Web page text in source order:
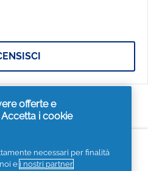
offerte e
i cookie
necessari per finalità
e i nostri partner